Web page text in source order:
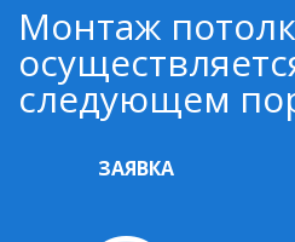
Монтаж
следующем
ЗАЯВКА